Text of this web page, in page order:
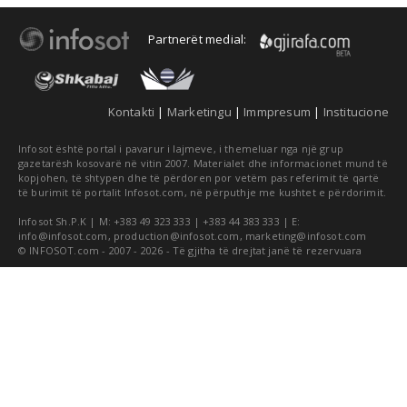
Partnerët medial:
Kontakti | Marketingu | Immpresum | Institucione
Infosot është portal i pavarur i lajmeve, i themeluar nga një grup
gazetarësh kosovarë në vitin 2007. Materialet dhe informacionet mund të
kopjohen, të shtypen dhe të përdoren por vetëm pas referimit të qartë
të burimit të portalit Infosot.com, në përputhje me kushtet e përdorimit.
Infosot Sh.P.K | M: +383 49 323 333 | +383 44 383 333 | E:
info@infosot.com , production@infosot.com , marketing@infosot.com
© INFOSOT.com - 2007 - 2026 - Të gjitha të drejtat janë të rezervuara